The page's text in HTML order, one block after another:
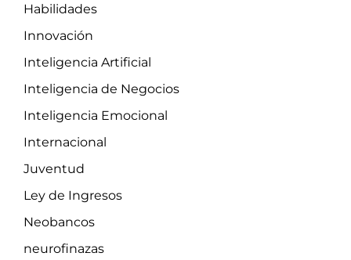
Habilidades
Innovación
Inteligencia Artificial
Inteligencia de Negocios
Inteligencia Emocional
Internacional
Juventud
Ley de Ingresos
Neobancos
neurofinazas